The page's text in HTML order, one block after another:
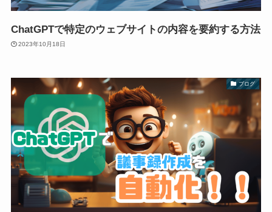
ChatGPTで特定のウェブサイトの内容を要約する方法
2023年10月18日
ブログ